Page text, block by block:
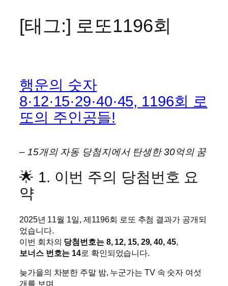
[태그:] 로또1196회
행운의 숫자
8·12·15·29·40·45, 1196회 로
또의 주인공들!
– 15개의 자동 당첨지에서 탄생한 30억의 꿈
🌟 1. 이번 주의 당첨번호 요
약
2025년 11월 1일, 제1196회 로또 추첨 결과가 공개되
었습니다.
이번 회차의 당첨번호는 8, 12, 15, 29, 40, 45,
보너스 번호는 14로 확인되었습니다.
늦가을의 차분한 주말 밤, 누군가는 TV 속 숫자 여섯
개를 보며